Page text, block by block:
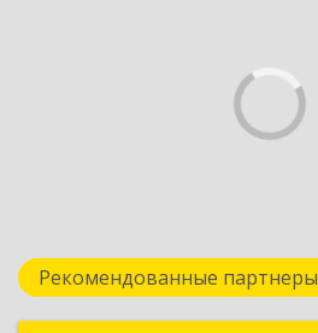
Рекомендованные партнеры